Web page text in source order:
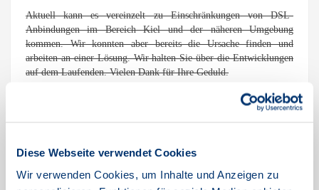
Diese Webseite verwendet Cookies
Wir verwenden Cookies, um Inhalte und Anzeigen zu
Aktuell kann es vereinzelt zu Einschränkungen von DSL-
Anbindungen im Bereich Kiel und der näheren Umgebung
kommen. Wir konnten aber bereits die Ursache finden und
arbeiten an einer Lösung. Wir halten Sie über die Entwicklungen
auf dem Laufenden. Vielen Dank für Ihre Geduld.
Wartungsarbeiten am